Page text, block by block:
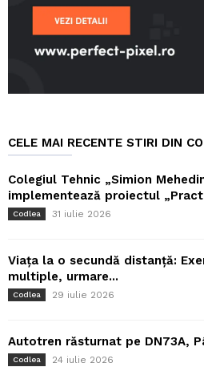
CELE MAI RECENTE STIRI DIN
Colegiul Tehnic „Simion
implementează proiectul
Codlea 31 iulie 2026
Viața la o secundă distanță:
multiple, urmare...
Codlea 29 iulie 2026
Autotren răsturnat pe DN73A,
Codlea 24 iulie 2026